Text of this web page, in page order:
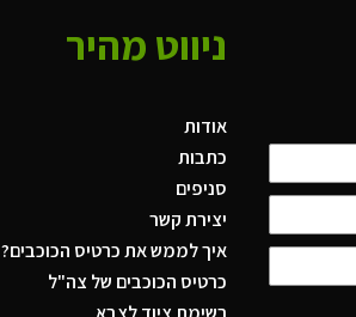
ניווט מהיר
אודות
כתבות
סניפים
יצירת קשר
איך לממש את כרטיס הכוכבים?
כרטיס הכוכבים של צה"ל